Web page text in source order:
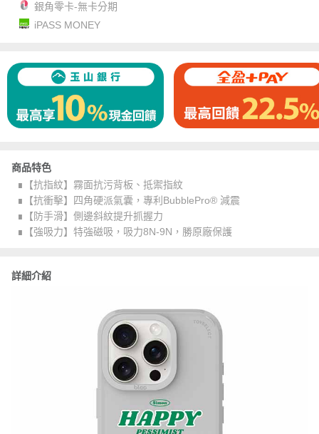
銀角零卡-無卡分期
iPASS MONEY
商品特色
∎【抗指紋】霧面抗污背板、抵禦指紋
∎【抗衝擊】四角硬派氣囊，專利BubblePro® 減震
∎【防手滑】側邊斜紋提升抓握力
∎【強吸力】特強磁吸，吸力8N-9N，勝原廠保護
詳細介紹